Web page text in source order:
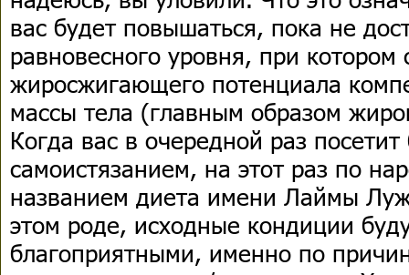
вас будет повышаться, пока не
равновесного уровня, при
жиросжигающего потенциала
массы тела (главным образом
Когда вас в очередной раз
самоистязанием, на этот раз по
названием диета имени Лаймы
этом роде, исходные кондиции
благоприятными, именно по